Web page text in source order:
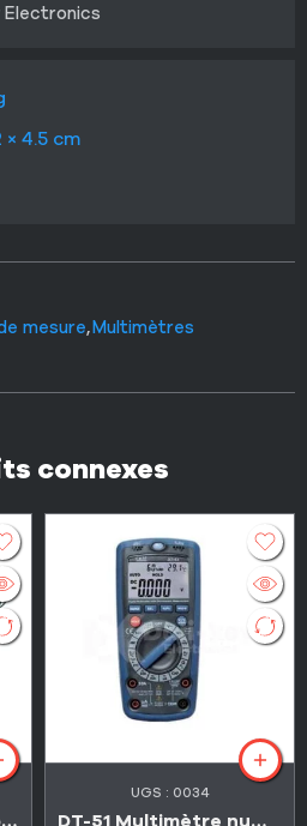
× 4.5 cm
mesure,Multimètres
connexes
UGS : 0034